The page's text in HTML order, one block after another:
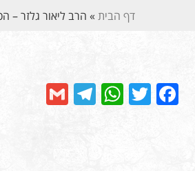
דף הבית » הרב ליאור גלזר –
Facebook
Twitter
WhatsApp